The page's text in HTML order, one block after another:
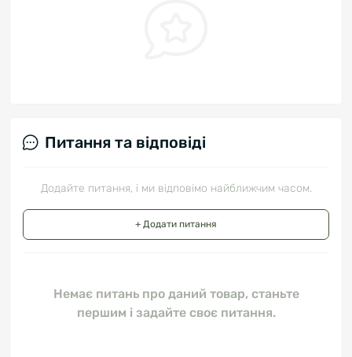
Питання та відповіді
Додайте питання, і ми відповімо найближчим часом.
+ Додати питання
Немає питань про даний товар, станьте
першим і задайте своє питання.